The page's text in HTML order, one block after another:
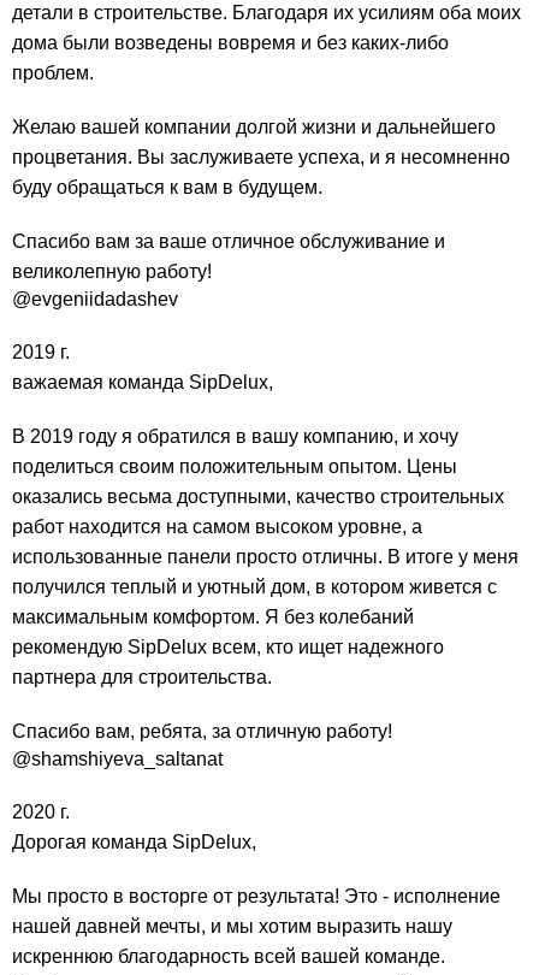
детали в строительстве. Благодаря их усилиям оба моих
дома были возведены вовремя и без каких-либо
проблем.
Желаю вашей компании долгой жизни и дальнейшего
процветания. Вы заслуживаете успеха, и я несомненно
буду обращаться к вам в будущем.
Спасибо вам за ваше отличное обслуживание и
великолепную работу!
@evgeniidadashev
2019 г.
важаемая команда SipDelux,
В 2019 году я обратился в вашу компанию, и хочу
поделиться своим положительным опытом. Цены
оказались весьма доступными, качество строительных
работ находится на самом высоком уровне, а
использованные панели просто отличны. В итоге у меня
получился теплый и уютный дом, в котором живется с
максимальным комфортом. Я без колебаний
рекомендую SipDelux всем, кто ищет надежного
партнера для строительства.
Спасибо вам, ребята, за отличную работу!
@shamshiyeva_saltanat
2020 г.
Дорогая команда SipDelux,
Мы просто в восторге от результата! Это - исполнение
нашей давней мечты, и мы хотим выразить нашу
искреннюю благодарность всей вашей команде.